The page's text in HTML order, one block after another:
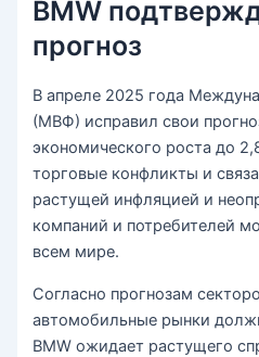
BMW
прогноз
В апреле 2025 года
(МВФ) исправил свои
экономического роста до
торговые конфликты и
растущей инфляцией и
компаний и потребителей
всем мире.
Согласно прогнозам
автомобильные рынки
BMW ожидает растущего